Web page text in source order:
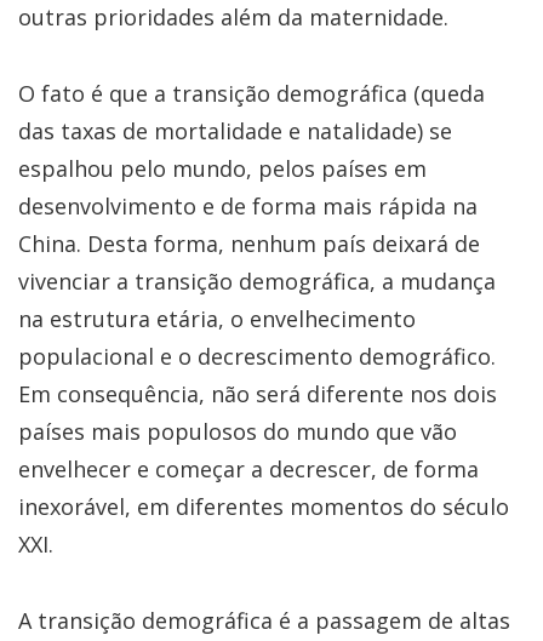
outras prioridades além da maternidade.
O fato é que a transição demográfica (queda
das taxas de mortalidade e natalidade) se
espalhou pelo mundo, pelos países em
desenvolvimento e de forma mais rápida na
China. Desta forma, nenhum país deixará de
vivenciar a transição demográfica, a mudança
na estrutura etária, o envelhecimento
populacional e o decrescimento demográfico.
Em consequência, não será diferente nos dois
países mais populosos do mundo que vão
envelhecer e começar a decrescer, de forma
inexorável, em diferentes momentos do século
XXI.
A transição demográfica é a passagem de altas